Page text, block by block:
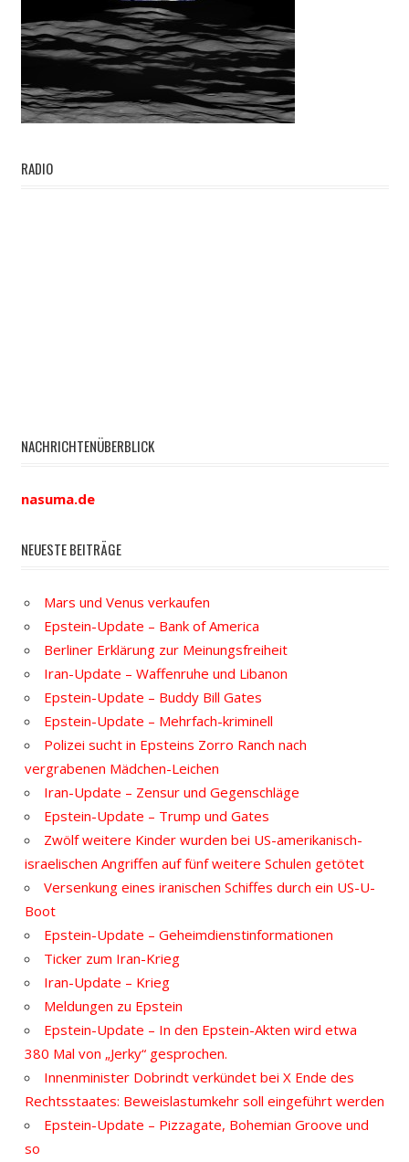
RADIO
NACHRICHTENÜBERBLICK
nasuma.de
NEUESTE BEITRÄGE
Mars und Venus verkaufen
Epstein-Update – Bank of America
Berliner Erklärung zur Meinungsfreiheit
Iran-Update – Waffenruhe und Libanon
Epstein-Update – Buddy Bill Gates
Epstein-Update – Mehrfach-kriminell
Polizei sucht in Epsteins Zorro Ranch nach
vergrabenen Mädchen-Leichen
Iran-Update – Zensur und Gegenschläge
Epstein-Update – Trump und Gates
Zwölf weitere Kinder wurden bei US-amerikanisch-
israelischen Angriffen auf fünf weitere Schulen getötet
Versenkung eines iranischen Schiffes durch ein US-U-
Boot
Epstein-Update – Geheimdienstinformationen
Ticker zum Iran-Krieg
Iran-Update – Krieg
Meldungen zu Epstein
Epstein-Update – In den Epstein-Akten wird etwa
380 Mal von „Jerky“ gesprochen.
Innenminister Dobrindt verkündet bei X Ende des
Rechtsstaates: Beweislastumkehr soll eingeführt werden
Epstein-Update – Pizzagate, Bohemian Groove und
so